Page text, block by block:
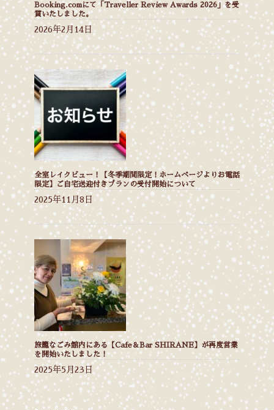
Booking.comにて「Traveller Review Awards 2026」を受
賞いたしました。
2026年2月14日
全室レイクビュー！【冬季期間限定！ホームページよりお電話
限定】ご自宅送迎付きプランの受付開始について
2025年11月8日
旅籠なごみ館内にある【Cafe＆Bar SHIRANE】が再度営業
を開始いたしました！
2025年5月23日